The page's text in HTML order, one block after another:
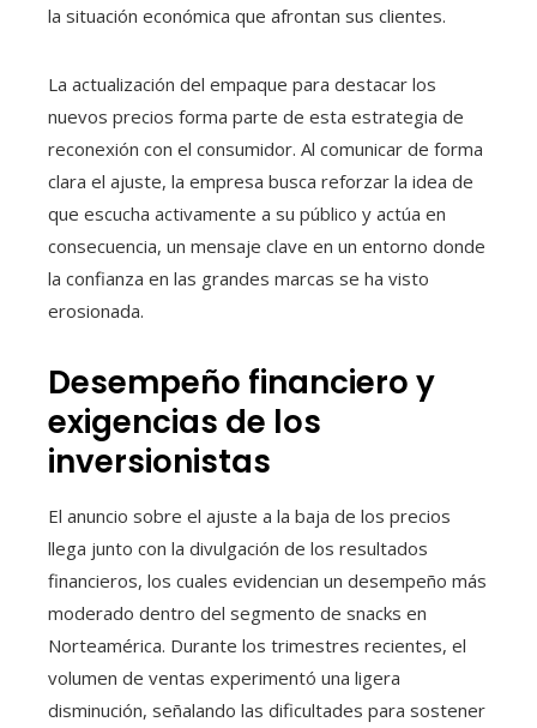
la situación económica que afrontan sus clientes.
La actualización del empaque para destacar los
nuevos precios forma parte de esta estrategia de
reconexión con el consumidor. Al comunicar de forma
clara el ajuste, la empresa busca reforzar la idea de
que escucha activamente a su público y actúa en
consecuencia, un mensaje clave en un entorno donde
la confianza en las grandes marcas se ha visto
erosionada.
Desempeño financiero y
exigencias de los
inversionistas
El anuncio sobre el ajuste a la baja de los precios
llega junto con la divulgación de los resultados
financieros, los cuales evidencian un desempeño más
moderado dentro del segmento de snacks en
Norteamérica. Durante los trimestres recientes, el
volumen de ventas experimentó una ligera
disminución, señalando las dificultades para sostener